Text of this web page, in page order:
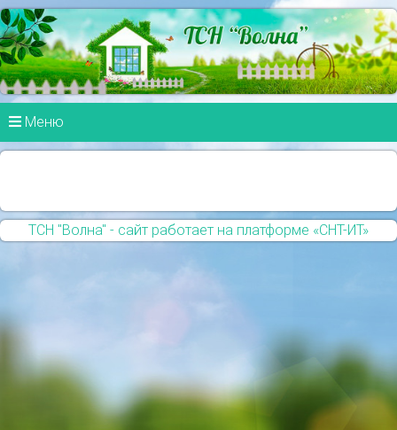
Меню
ТСН "Волна" - сайт работает на платформе «СНТ-ИТ»